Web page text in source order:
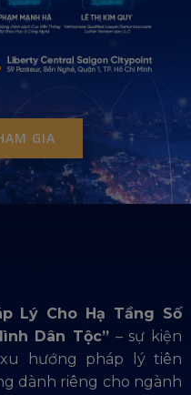
GIA
Lý Cho Hạ Tầng Số
Dân Tộc” – sự kiện
hướng pháp lý tiên
dành riêng cho ngành